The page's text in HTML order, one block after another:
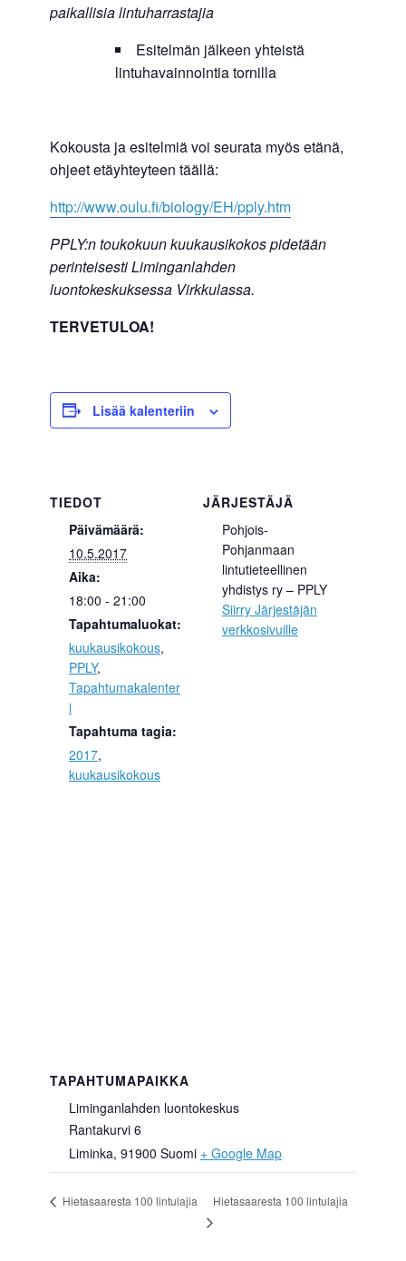
paikallisia lintuharrastajia
Esitelmän jälkeen yhteistä
lintuhavainnointia tornilla
Kokousta ja esitelmiä voi seurata myös etänä,
ohjeet etäyhteyteen täällä:
http://www.oulu.fi/biology/EH/pply.htm
PPLY:n toukokuun kuukausikokos pidetään
perinteisesti Liminganlahden
luontokeskuksessa Virkkulassa.
TERVETULOA!
Lisää kalenteriin
TIEDOT
Päivämäärä:
10.5.2017
Aika:
18:00 - 21:00
Tapahtumaluokat:
kuukausikokous,
PPLY,
Tapahtumakalenter
i
Tapahtuma tagia:
2017,
kuukausikokous
JÄRJESTÄJÄ
Pohjois-
Pohjanmaan
lintutieteellinen
yhdistys ry – PPLY
Siirry Järjestäjän
verkkosivuille
TAPAHTUMAPAIKKA
Liminganlahden luontokeskus
Rantakurvi 6
Liminka, 91900 Suomi + Google Map
Hietasaaresta 100 lintulajia Hietasaaresta 100 lintulajia